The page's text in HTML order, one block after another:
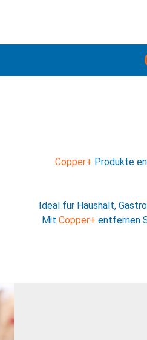
Copper+ Produkte
Ideal für Haushalt,
Mit Copper+ entfernen